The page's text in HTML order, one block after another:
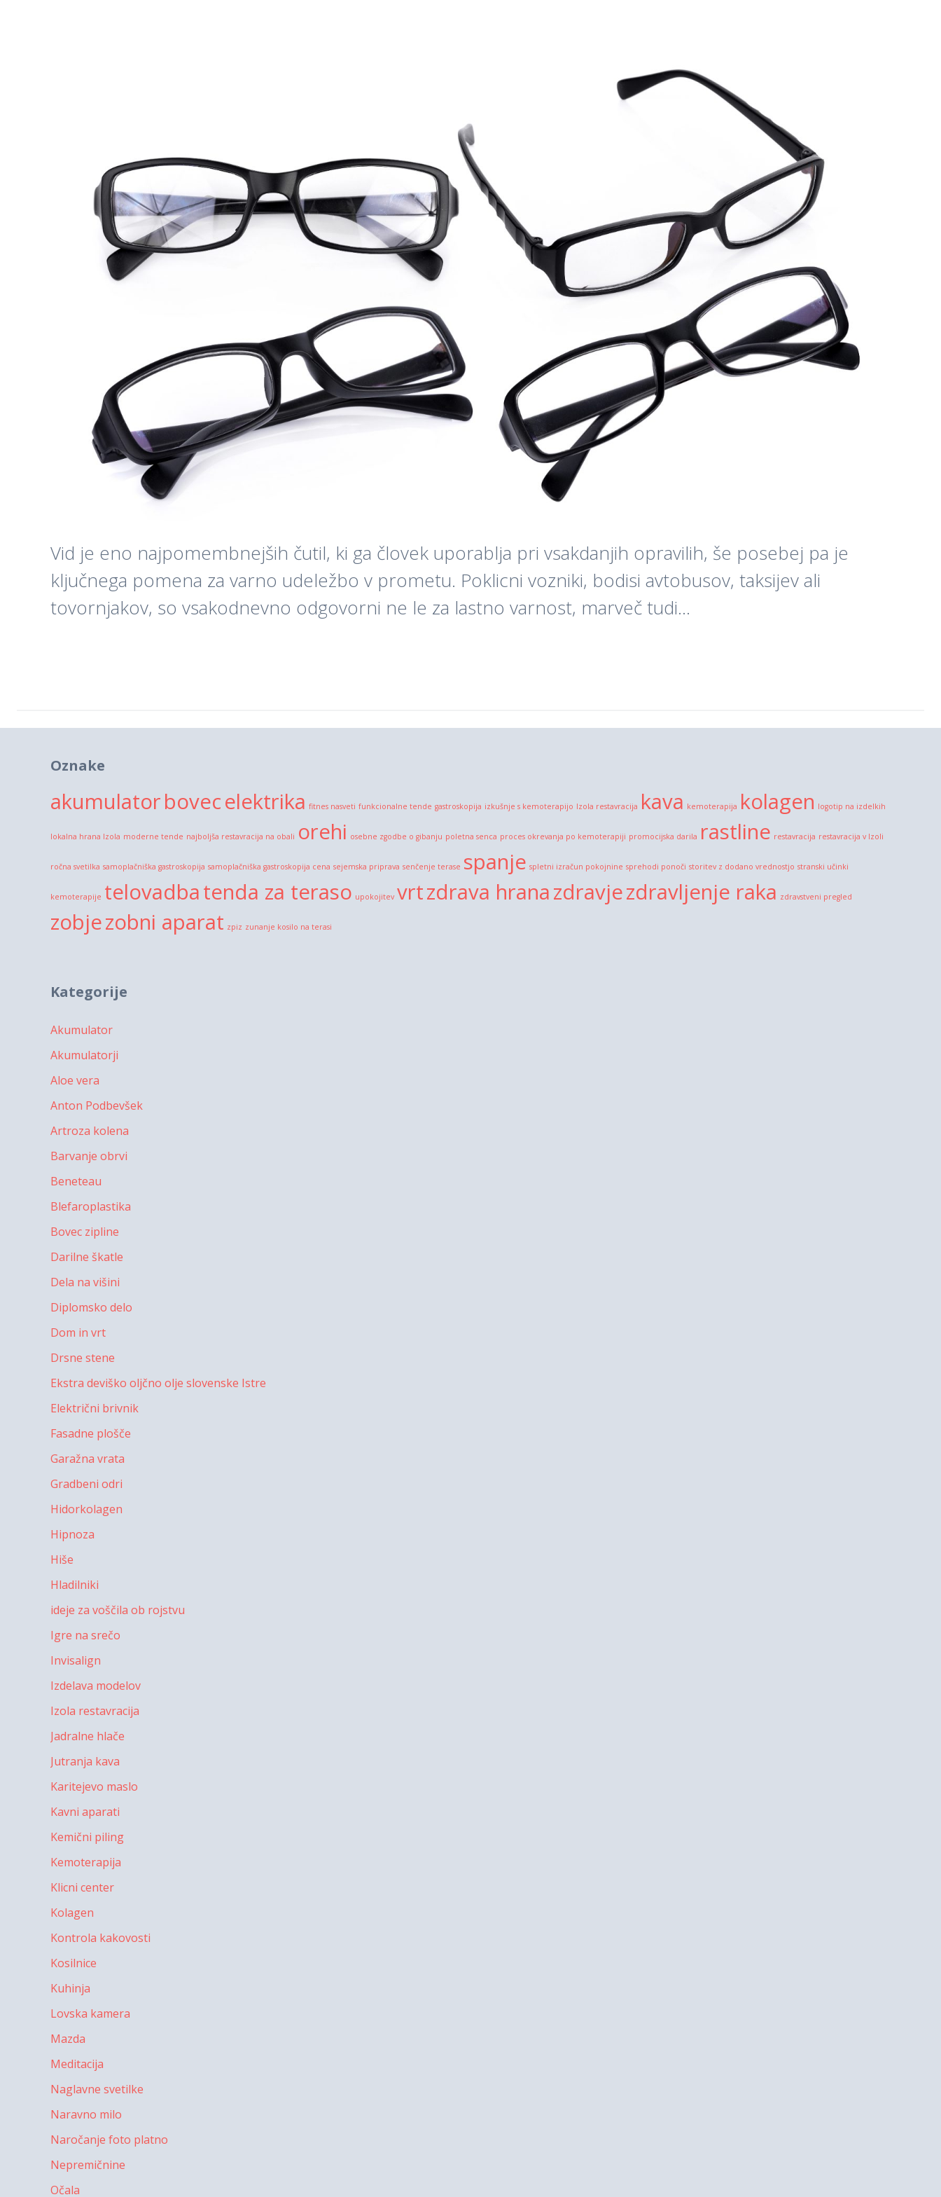
Vid je eno najpomembnejših čutil, ki ga človek uporablja pri vsakdanjih opravilih, še posebej pa je
ključnega pomena za varno udeležbo v prometu. Poklicni vozniki, bodisi avtobusov, taksijev ali
tovornjakov, so vsakodnevno odgovorni ne le za lastno varnost, marveč tudi…
Oznake
akumulatorbovecelektrika fitnes nasveti funkcionalne tende gastroskopija izkušnje s kemoterapijo Izola restavracija kava kemoterapija kolagen logotip na izdelkih
lokalna hrana Izola moderne tende najboljša restavracija na obali orehi osebne zgodbe o gibanju poletna senca proces okrevanja po kemoterapiji promocijska darila rastline restavracija restavracija v Izoli
ročna svetilka samoplačniška gastroskopija samoplačniška gastroskopija cena sejemska priprava senčenje terase spanje spletni izračun pokojnine sprehodi ponoči storitev z dodano vrednostjo stranski učinki
kemoterapije telovadbatenda za teraso upokojitev vrtzdrava hranazdravjezdravljenje raka zdravstveni pregled
zobjezobni aparat zpiz zunanje kosilo na terasi
Kategorije
Akumulator
Akumulatorji
Aloe vera
Anton Podbevšek
Artroza kolena
Barvanje obrvi
Beneteau
Blefaroplastika
Bovec zipline
Darilne škatle
Dela na višini
Diplomsko delo
Dom in vrt
Drsne stene
Ekstra deviško oljčno olje slovenske Istre
Električni brivnik
Fasadne plošče
Garažna vrata
Gradbeni odri
Hidorkolagen
Hipnoza
Hiše
Hladilniki
ideje za voščila ob rojstvu
Igre na srečo
Invisalign
Izdelava modelov
Izola restavracija
Jadralne hlače
Jutranja kava
Karitejevo maslo
Kavni aparati
Kemični piling
Kemoterapija
Klicni center
Kolagen
Kontrola kakovosti
Kosilnice
Kuhinja
Lovska kamera
Mazda
Meditacija
Naglavne svetilke
Naravno milo
Naročanje foto platno
Nepremičnine
Očala